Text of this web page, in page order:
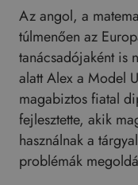
Az angol, a
túlmenően az
tanácsadójaként is
alatt Alex a Model
magabiztos fiatal
fejlesztette, akik
használnak a
problémák